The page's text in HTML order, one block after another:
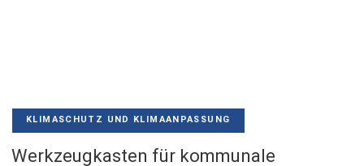
KLIMASCHUTZ UND KLIMAANPASSUNG
Werkzeugkasten für kommunale